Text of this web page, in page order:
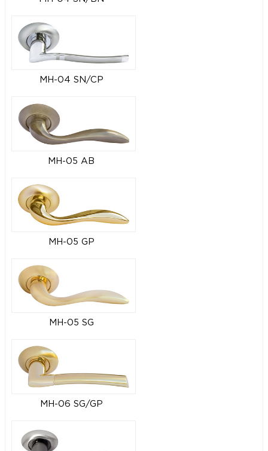
MH-04 SN/CP
MH-05 AB
MH-05 GP
MH-05 SG
MH-06 SG/GP